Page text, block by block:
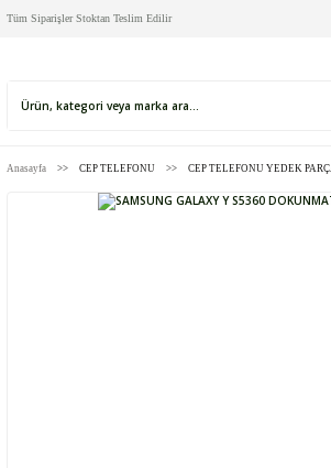
Tüm Siparişler Stoktan Teslim Edilir
Anasayfa CEP TELEFONU CEP TELEFONU YEDEK